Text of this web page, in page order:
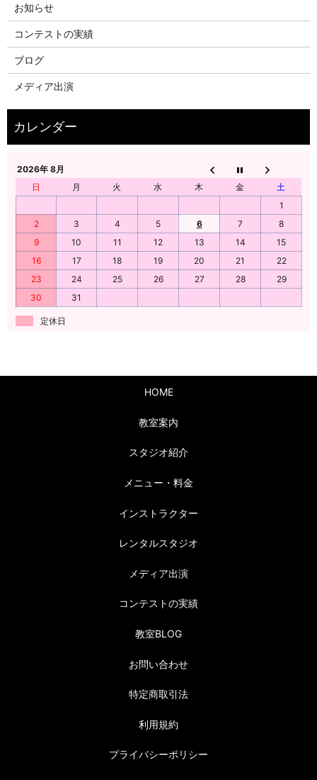
お知らせ
コンテストの実績
ブログ
メディア出演
2026年 8月
日
月 火 水 木 金
土
1
2
3 4 5 6 7
8
9
10 11 12 13 14
15
16
17 18 19 20 21
22
23
24 25 26 27 28
29
30
31
定休日
HOME
教室案内
スタジオ紹介
メニュー・料金
インストラクター
レンタルスタジオ
メディア出演
コンテストの実績
教室BLOG
お問い合わせ
特定商取引法
利用規約
プライバシーポリシー